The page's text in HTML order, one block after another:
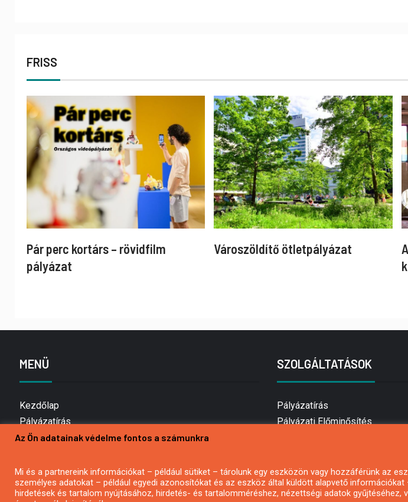
FRISS
Pár perc kortárs – rövidfilm
pályázat
Városzöldítő ötletpályázat
MENÜ
Kezdőlap
Pályázatírás
Bemutatkozás
Hírlevél feliratkozás
Impresszum
SZOLGÁLTATÁSOK
Pályázatírás
Pályázati Előminősítés
Mezőgazdasági pályázatírás
Pályázatírás
Az Ön adatainak védelme fontos a számunkra
Mi és a partnereink információkat – például sütiket – tárolunk egy eszközön vagy hozzáférünk az
személyes adatokat – például egyedi azonosítókat és az eszköz által küldött alapvető
hirdetések és tartalom nyújtásához, hirdetés- és tartalomméréshez, nézettségi adatok gyűjtéséhez,